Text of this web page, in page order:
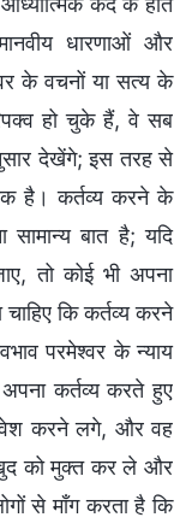
धारणाओं और
के वचनों या सत्य के
हो चुके हैं, वे सब
देखेंगे; इस तरह से
है। कर्तव्य करने के
सामान्य बात है; यदि
तो कोई भी अपना
कि कर्तव्य करने
परमेश्वर के न्याय
कर्तव्य करते हुए
करने लगे, और वह
को मुक्त कर ले और
से माँग करता है कि